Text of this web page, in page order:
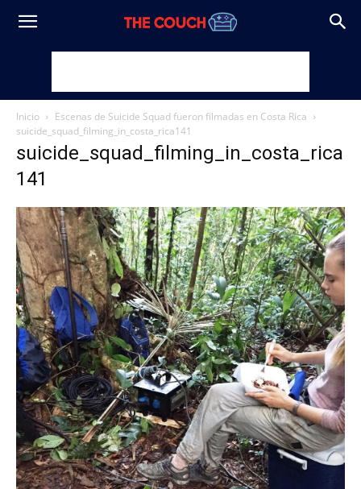
Inicio
Escenas de Suicide Squad fueron filmadas en Costa Rica
suicide_squad_filming_in_costa_rica141
suicide_squad_filming_in_costa_rica
141